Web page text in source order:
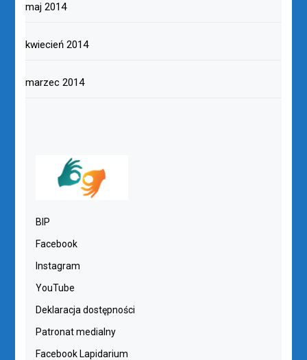
maj 2014
kwiecień 2014
marzec 2014
BIP
Facebook
Instagram
YouTube
Deklaracja dostępności
Patronat medialny
Facebook Lapidarium